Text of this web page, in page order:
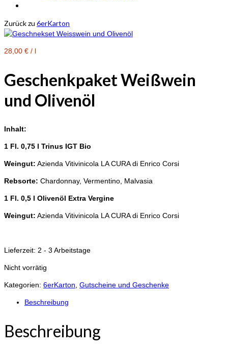
Zurück zu 6erKarton
28,00 € / l
Geschenkpaket Weißwein
und Olivenöl
Inhalt:
1 Fl. 0,75 l Trinus IGT Bio
Weingut: Azienda Vitivinicola LA CURA di Enrico Corsi
Rebsorte: Chardonnay, Vermentino, Malvasia
1 Fl. 0,5 l Olivenöl Extra Vergine
Weingut: Azienda Vitivinicola LA CURA di Enrico Corsi
Lieferzeit: 2 - 3 Arbeitstage
Nicht vorrätig
Kategorien: 6erKarton Gutscheine und Geschenke
Beschreibung
Beschreibung